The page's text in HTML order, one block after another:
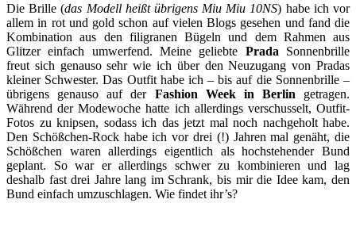
Die Brille (das Modell heißt übrigens Miu Miu 10NS) habe ich vor
allem in rot und gold schon auf vielen Blogs gesehen und fand die
Kombination aus den filigranen Bügeln und dem Rahmen aus
Glitzer einfach umwerfend. Meine geliebte Prada Sonnenbrille
freut sich genauso sehr wie ich über den Neuzugang von Pradas
kleiner Schwester. Das Outfit habe ich – bis auf die Sonnenbrille –
übrigens genauso auf der Fashion Week in Berlin getragen.
Während der Modewoche hatte ich allerdings verschusselt, Outfit-
Fotos zu knipsen, sodass ich das jetzt mal noch nachgeholt habe.
Den Schößchen-Rock habe ich vor drei (!) Jahren mal genäht, die
Schößchen waren allerdings eigentlich als hochstehender Bund
geplant. So war er allerdings schwer zu kombinieren und lag
deshalb fast drei Jahre lang im Schrank, bis mir die Idee kam, den
Bund einfach umzuschlagen. Wie findet ihr’s?